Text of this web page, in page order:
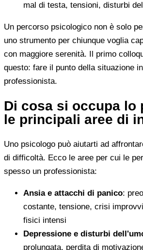
mal di testa, tensioni, disturbi
Un percorso psicologico non è solo
uno strumento per chiunque voglia
con maggiore serenità. Il primo
questo: fare il punto della situazione
professionista.
Di cosa si occupa lo
le principali aree di
Uno psicologo può aiutarti ad
di difficoltà. Ecco le aree per cui le
spesso un professionista:
Ansia e attacchi di panico:
costante, tensione, crisi
fisici intensi
Depressione e disturbi
prolungata, perdita di